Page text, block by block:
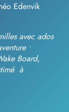
Edenvik
avec ados
•
Board,
à